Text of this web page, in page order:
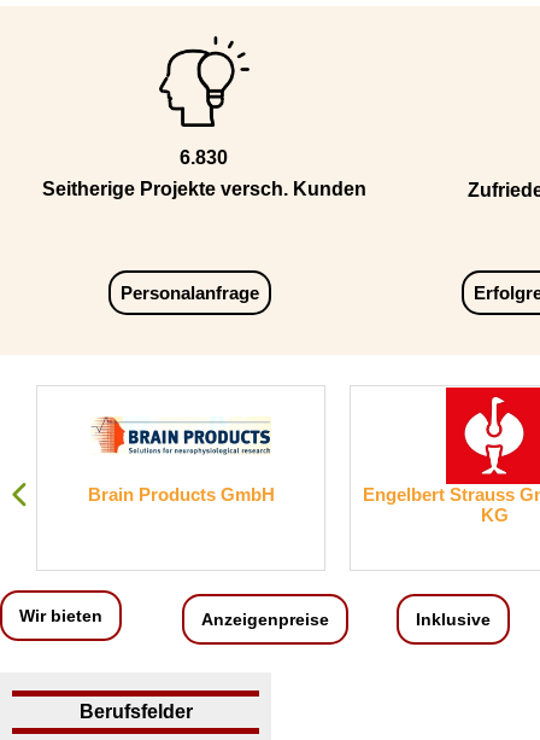
6.830
Seitherige Projekte versch. Kunden
Personalanfrage
Brain Products GmbH
Engelbert Strauss
KG
Wir bieten Anzeigenpreise Inklusive
Berufsfelder